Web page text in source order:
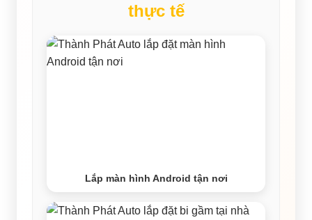
thực tế
Lắp màn hình Android tận nơi